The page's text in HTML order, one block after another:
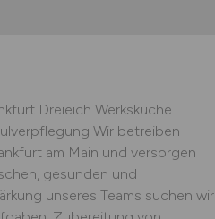
Dreieich Werksküche
Wir betreiben
am Main und versorgen
gesunden und
unseres Teams suchen wir